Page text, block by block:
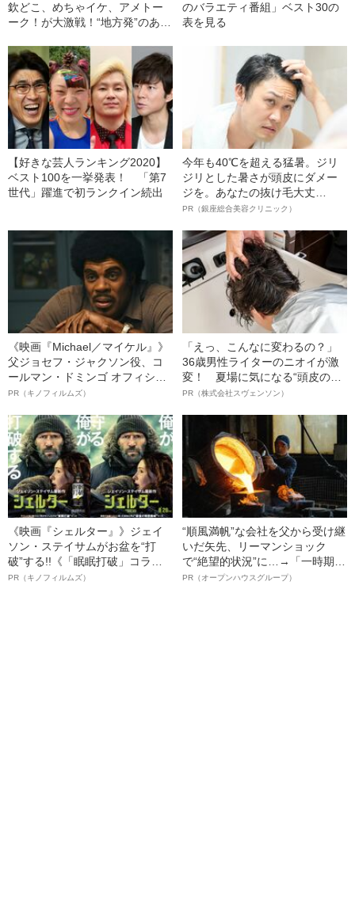
欽どこ、めちゃイケ、アメトー
ーク！が大激戦！“地方発”のあの
ティ11〜30位】
のバラエティ番組」ベスト30の
表を見る
【好きな芸人ランキング2020】
ベスト100を一挙発表！ 「第7
世代」躍進で初ランクイン続出
今年も40℃を超える猛暑。ジリ
ジリとした暑さが頭皮にダメー
ジを。あなたの抜け毛大丈
夫！？
PR（銀座総合美容クリニック）
《映画『Michael／マイケル』》
父ジョセフ・ジャクソン役、コ
ールマン・ドミンゴ オフィシャ
ルインタビュー“観客を魅了した
語る”《日本興収70億円突破》
PR（キノフィルムズ）
「えっ、こんなに変わるの？」
36歳男性ライターのニオイが激
変！ 夏場に気になる“頭皮のニ
オイ”や“ベタつき”を解消す
ト”が生み出した徹底ケアとは
PR（株式会社スヴェンソン）
《映画『シェルター』》ジェイ
ソン・ステイサムがお盆を“打
破”する!!《「眠眠打破」コラ
ボ》
PR（キノフィルムズ）
“順風満帆”な会社を父から受け継
いだ矢先、リーマンショック
で“絶望的状況”に…→「一時期は
納品3年待ち」のヒット商品を生
PR（オープンハウスグループ）